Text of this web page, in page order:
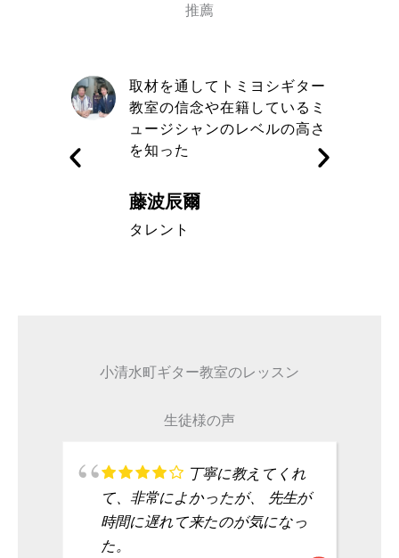
推薦
取材を通してトミヨシギター
教室の信念や在籍しているミ
ュージシャンのレベルの高さ
を知った
藤波辰爾
タレント
小清水町ギター教室のレッスン
生徒様の声
丁寧に教えてくれ
て、非常によかったが、 先生が
時間に遅れて来たのが気になっ
た。